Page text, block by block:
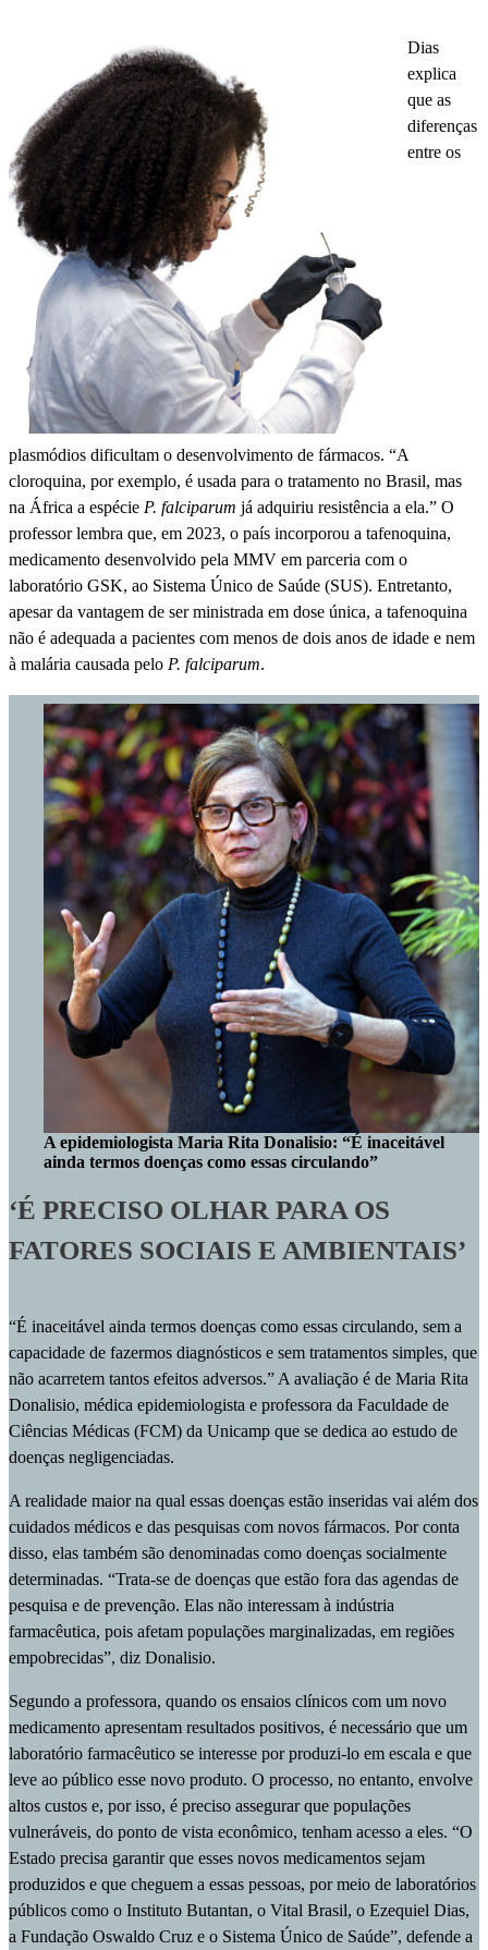
Dias
explica
que as
diferenças
entre os
plasmódios dificultam o desenvolvimento de fármacos. “A
cloroquina, por exemplo, é usada para o tratamento no Brasil, mas
na África a espécie P. falciparum já adquiriu resistência a ela.” O
professor lembra que, em 2023, o país incorporou a tafenoquina,
medicamento desenvolvido pela MMV em parceria com o
laboratório GSK, ao Sistema Único de Saúde (SUS). Entretanto,
apesar da vantagem de ser ministrada em dose única, a tafenoquina
não é adequada a pacientes com menos de dois anos de idade e nem
à malária causada pelo P. falciparum.
A epidemiologista Maria Rita Donalisio: “É inaceitável
ainda termos doenças como essas circulando”
‘É PRECISO OLHAR PARA OS
FATORES SOCIAIS E AMBIENTAIS’
“É inaceitável ainda termos doenças como essas circulando, sem a
capacidade de fazermos diagnósticos e sem tratamentos simples, que
não acarretem tantos efeitos adversos.” A avaliação é de Maria Rita
Donalisio, médica epidemiologista e professora da Faculdade de
Ciências Médicas (FCM) da Unicamp que se dedica ao estudo de
doenças negligenciadas.
A realidade maior na qual essas doenças estão inseridas vai além dos
cuidados médicos e das pesquisas com novos fármacos. Por conta
disso, elas também são denominadas como doenças socialmente
determinadas. “Trata-se de doenças que estão fora das agendas de
pesquisa e de prevenção. Elas não interessam à indústria
farmacêutica, pois afetam populações marginalizadas, em regiões
empobrecidas”, diz Donalisio.
Segundo a professora, quando os ensaios clínicos com um novo
medicamento apresentam resultados positivos, é necessário que um
laboratório farmacêutico se interesse por produzi-lo em escala e que
leve ao público esse novo produto. O processo, no entanto, envolve
altos custos e, por isso, é preciso assegurar que populações
vulneráveis, do ponto de vista econômico, tenham acesso a eles. “O
Estado precisa garantir que esses novos medicamentos sejam
produzidos e que cheguem a essas pessoas, por meio de laboratórios
públicos como o Instituto Butantan, o Vital Brasil, o Ezequiel Dias,
a Fundação Oswaldo Cruz e o Sistema Único de Saúde”, defende a